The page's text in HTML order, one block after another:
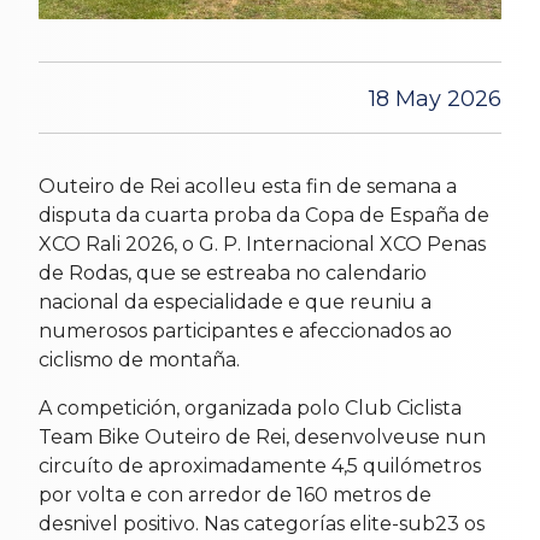
18 May 2026
Outeiro de Rei acolleu esta fin de semana a
disputa da cuarta proba da Copa de España de
XCO Rali 2026, o G. P. Internacional XCO Penas
de Rodas, que se estreaba no calendario
nacional da especialidade e que reuniu a
numerosos participantes e afeccionados ao
ciclismo de montaña.
A competición, organizada polo Club Ciclista
Team Bike Outeiro de Rei, desenvolveuse nun
circuíto de aproximadamente 4,5 quilómetros
por volta e con arredor de 160 metros de
desnivel positivo. Nas categorías elite-sub23 os